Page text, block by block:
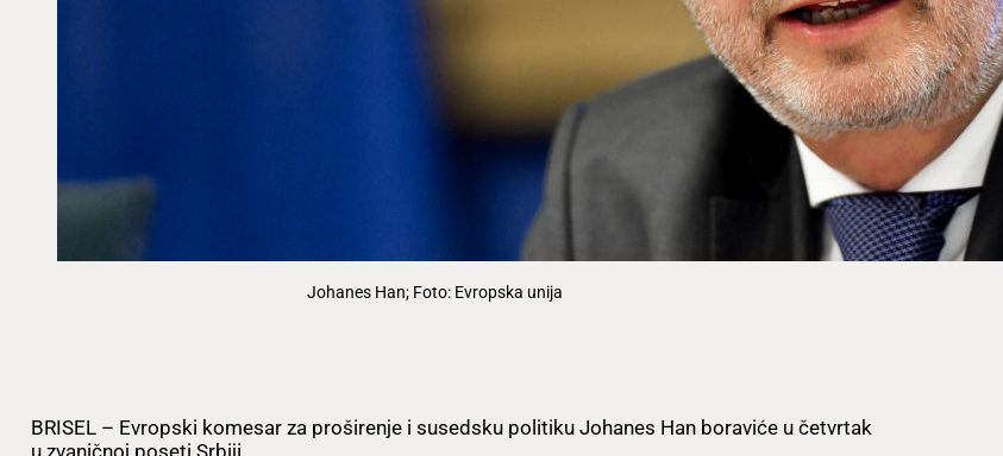
Johanes Han; Foto: Evropska unija
BRISEL – Evropski komesar za proširenje i susedsku politiku Johanes Han boraviće u četvrtak
u zvaničnoj poseti Srbiji.